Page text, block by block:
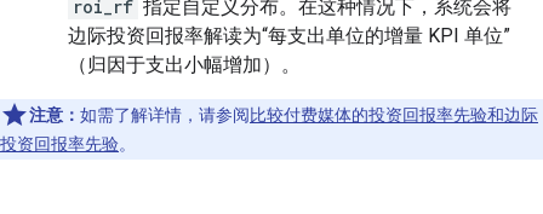
roi_rf 指定自定义分布。在这种情况下，系统会将
边际投资回报率解读为“每支出单位的增量 KPI 单位”
（归因于支出小幅增加）。
注意： 如需了解详情，请参阅比较付费媒体的投资回报率先验和边际
投资回报率先验。